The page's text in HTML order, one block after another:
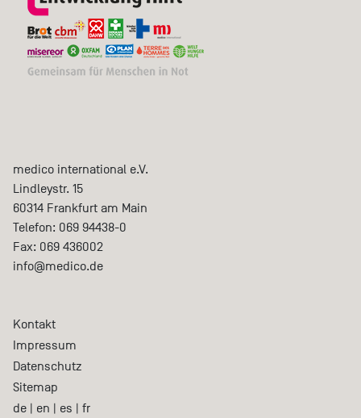
medico international e.V.
Lindleystr. 15
60314 Frankfurt am Main
Telefon: 069 94438-0
Fax: 069 436002
info@medico.de
Kontakt
Impressum
Datenschutz
Sitemap
de | en | es | fr